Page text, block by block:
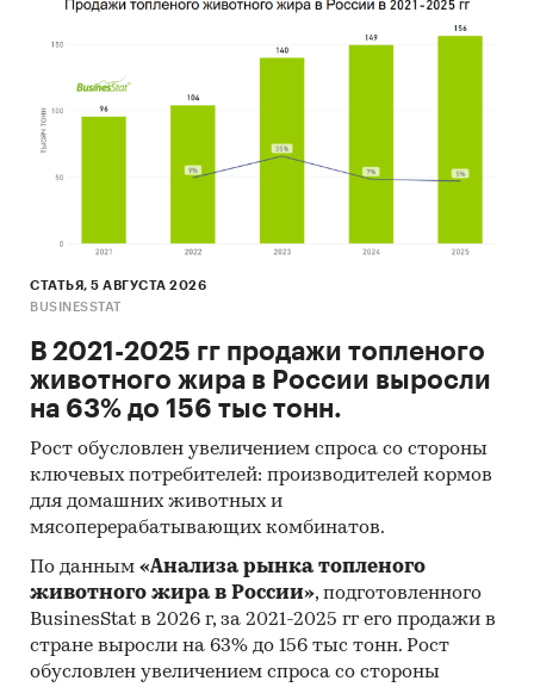
СТАТЬЯ, 5 АВГУСТА 2026
BUSINESSTAT
В 2021-2025 гг продажи топленого
животного жира в России выросли
на 63% до 156 тыс тонн.
Рост обусловлен увеличением спроса со стороны
ключевых потребителей: производителей кормов
для домашних животных и
мясоперерабатывающих комбинатов.
По данным «Анализа рынка топленого
животного жира в России», подготовленного
BusinesStat в 2026 г, за 2021-2025 гг его продажи в
стране выросли на 63% до 156 тыс тонн. Рост
обусловлен увеличением спроса со стороны